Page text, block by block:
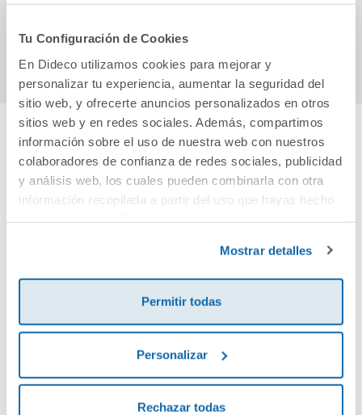
Tu Configuración de Cookies
En Dideco utilizamos cookies para mejorar y
personalizar tu experiencia, aumentar la seguridad del
sitio web, y ofrecerte anuncios personalizados en otros
sitios web y en redes sociales. Además, compartimos
información sobre el uso de nuestra web con nuestros
colaboradores de confianza de redes sociales, publicidad
y análisis web, los cuales pueden combinarla con otra
información recopilada a partir del uso que hayas hecho
Mostrar detalles
Permitir todas
Personalizar
Rechazar todas
23,90€
Comprar
9,95€
Cuéntanos tu opinión
¡Sé el primero en valorar este producto!